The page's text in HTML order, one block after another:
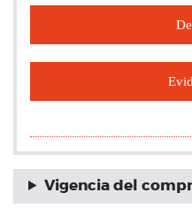
Vigencia del